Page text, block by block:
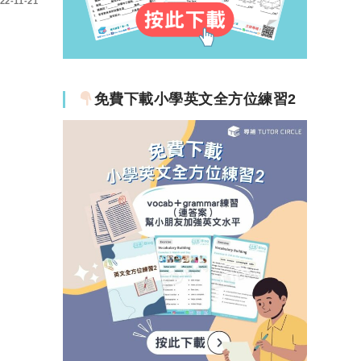
免費下載小學英文全方位練習2